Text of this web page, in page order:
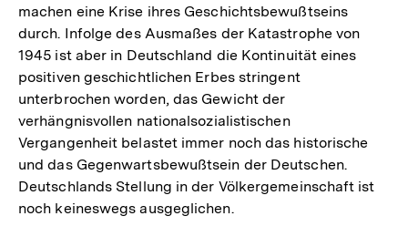
machen eine Krise ihres Geschichtsbewußtseins
durch. Infolge des Ausmaßes der Katastrophe von
1945 ist aber in Deutschland die Kontinuität eines
positiven geschichtlichen Erbes stringent
unterbrochen worden, das Gewicht der
verhängnisvollen nationalsozialistischen
Vergangenheit belastet immer noch das historische
und das Gegenwartsbewußtsein der Deutschen.
Deutschlands Stellung in der Völkergemeinschaft ist
noch keineswegs ausgeglichen.